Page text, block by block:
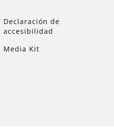
Declaración de
accesibilidad
Media Kit